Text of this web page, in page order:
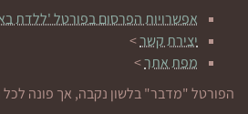
אפשרויות הפרסום בפורטל 'ללדת
יצירת קשר>
מפת אתר>
הפורטל "מדבר" בלשון נקבה, אך פונה לכל